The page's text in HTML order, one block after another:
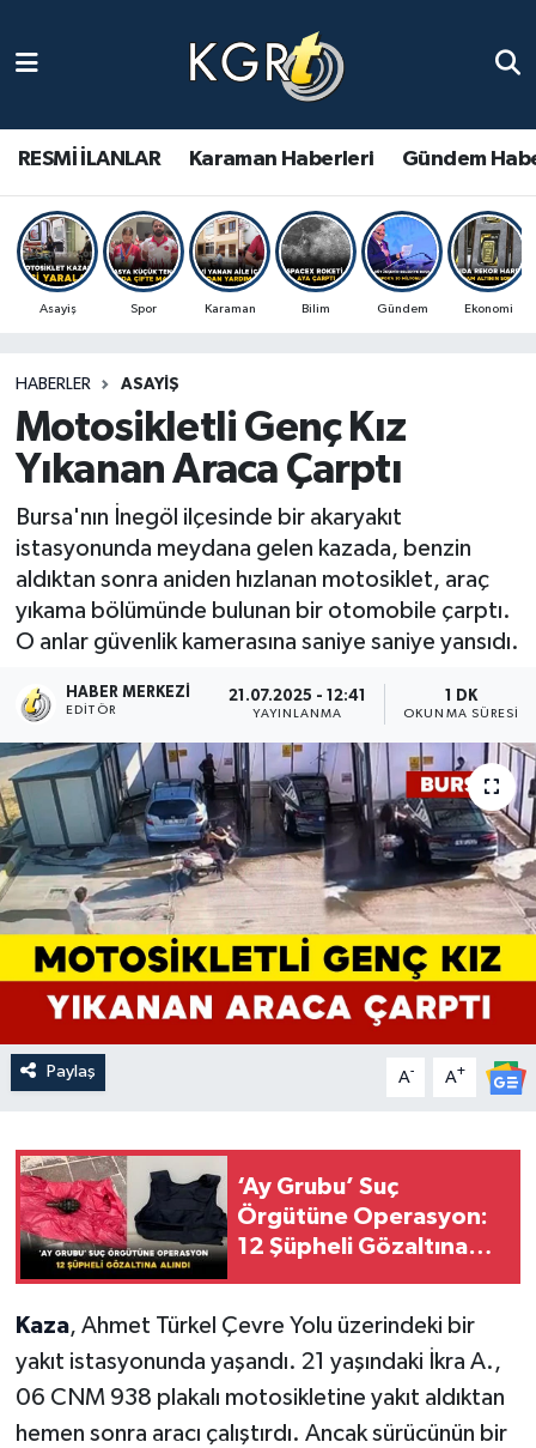
RESMİ İLANLAR Karaman Haberleri Gündem
Asayiş Spor Karaman Bilim Gündem Ekonomi
HABERLER ASAYIŞ
Motosikletli Genç Kız
Yıkanan Araca Çarptı
Bursa'nın İnegöl ilçesinde bir akaryakıt
istasyonunda meydana gelen kazada, benzin
aldıktan sonra aniden hızlanan motosiklet, araç
yıkama bölümünde bulunan bir otomobile çarptı.
O anlar güvenlik kamerasına saniye saniye yansıdı.
HABER MERKEZI
EDITÖR
21.07.2025 - 12:41
YAYINLANMA
1 DK
OKUNMA SÜRESI
Paylaş A- A+
‘Ay Grubu’ Suç
Örgütüne Operasyon:
12 Şüpheli Gözaltına
Kaza, Ahmet Türkel Çevre Yolu üzerindeki bir
yakıt istasyonunda yaşandı. 21 yaşındaki İkra A.,
06 CNM 938 plakalı motosikletine yakıt aldıktan
hemen sonra aracı çalıştırdı. Ancak sürücünün bir
Gündem Haberleri
Güncel Haberler
Spor Haberleri
Ulusal Haberler
Vefat Edenler